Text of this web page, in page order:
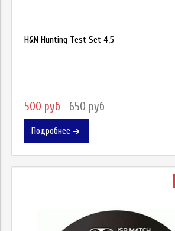
H&N Hunting Test Set 4,5
500 руб 650 руб
Подробнее